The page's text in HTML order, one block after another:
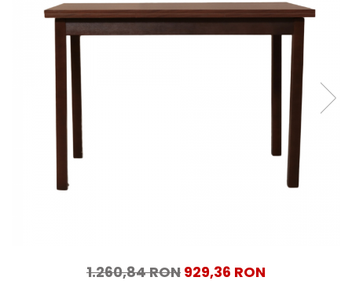
1.260,84 RON 929,36 RON